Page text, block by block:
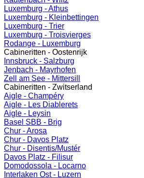
Luxemburg - Athus
Luxemburg - Kleinbettingen
Luxemburg - Trier
Luxemburg - Troisvierges
Rodange - Luxemburg
Cabineritten - Oostenrijk
Innsbruck - Salzburg
Jenbach - Mayrhofen
Zell am See - Mittersill
Cabineritten - Zwitserland
Aigle - Champéry
Aigle - Les Diablerets
Aigle - Leysin
Basel SBB - Brig
Chur - Arosa
Chur - Davos Platz
Chur - Disentis/Mustér
Davos Platz - Filisur
Domodossola - Locarno
Interlaken Ost - Luzern